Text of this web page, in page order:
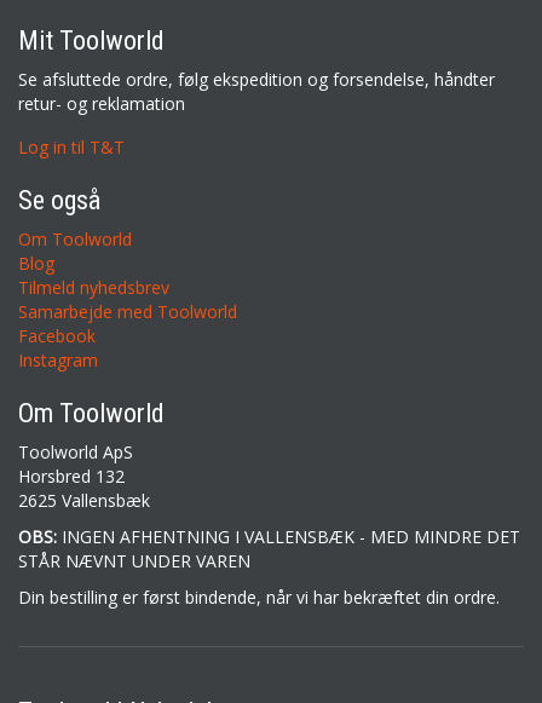
Mit Toolworld
Se afsluttede ordre, følg ekspedition og forsendelse, håndter
retur- og reklamation
Log in til T&T
Se også
Om Toolworld
Blog
Tilmeld nyhedsbrev
Samarbejde med Toolworld
Facebook
Instagram
Om Toolworld
Toolworld ApS
Horsbred 132
2625 Vallensbæk
OBS: INGEN AFHENTNING I VALLENSBÆK - MED MINDRE DET
STÅR NÆVNT UNDER VAREN
Din bestilling er først bindende, når vi har bekræftet din ordre.